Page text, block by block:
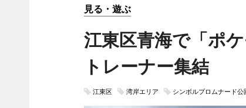
見る・遊ぶ
江東区青海で「ポ
トレーナー集結
江東区 湾岸エリア シンボルプロムナード公